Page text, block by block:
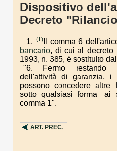
Dispositivo
Decreto
1. (1)Il comma 6
bancario, di cui al decreto
1993, n. 385, è sostituito
"6. Fermo restando
dell'attività di garanzia, i
possono concedere altre
sotto qualsiasi forma, ai
comma 1".
ART. PREC.